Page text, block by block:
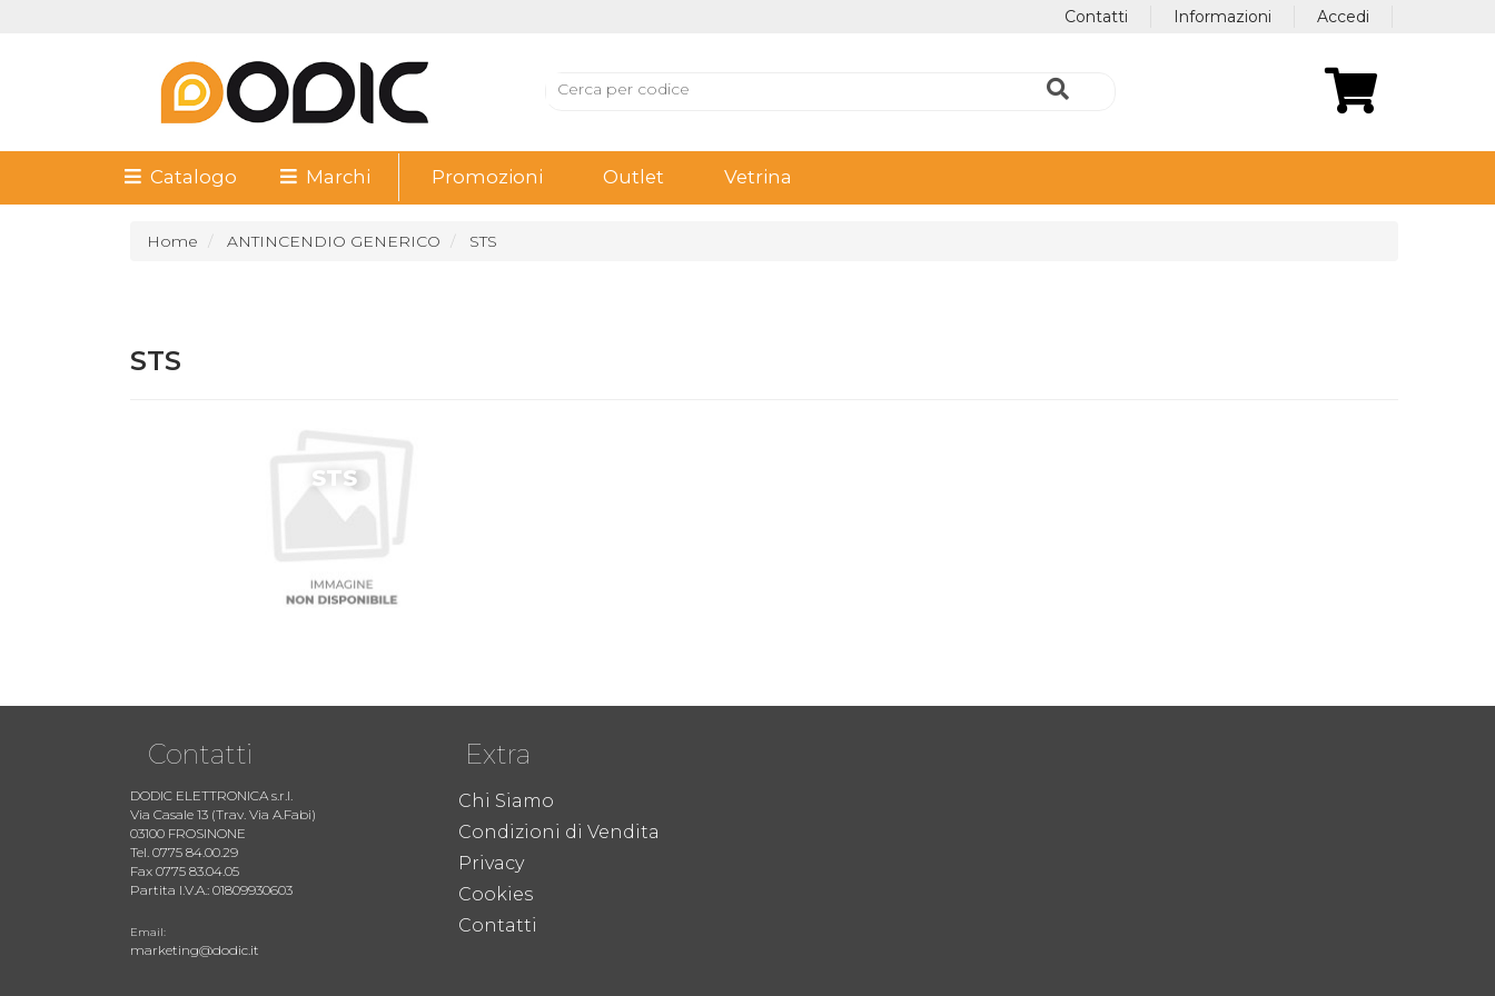
Accedi
Informazioni
Contatti
Catalogo Marchi Promozioni Outlet Vetrina
Home ANTINCENDIO GENERICO STS
STS
STS
Contatti
DODIC ELETTRONICA s.r.l.
Via Casale 13 (Trav. Via A.Fabi)
03100 FROSINONE
Tel. 0775 84.00.29
Fax 0775 83.04.05
Partita I.V.A.: 01809930603
Email:
marketing@dodic.it
Extra
Chi Siamo
Condizioni di Vendita
Privacy
Cookies
Contatti